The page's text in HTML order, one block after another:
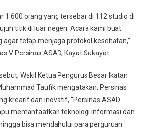
1.600 orang yang tersebar di 112 studio di
titik di luar negeri. Acara kami buat
agar tetap menjaga protokol kesehatan,”
V Persinas ASAD, Kayat Sukayat.
Wakil Ketua Pengurus Besar Ikatan
Taufik mengatakan, Persinas
krearif dan inovatif, “Persinas ASAD
memanfaatkan teknologi informasi dan
bisa mendahului para perguruan